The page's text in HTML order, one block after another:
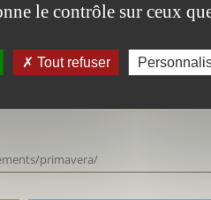
primavera/
le contrôle sur ceux
Tout refuser